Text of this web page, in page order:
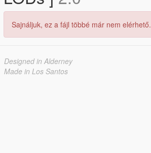
Sajnáljuk, ez a fájl többé már nem elérhető.
Designed in Alderney
Made in Los Santos